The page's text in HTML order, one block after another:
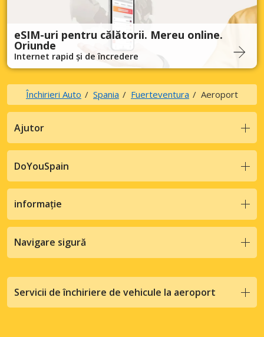
eSIM-uri pentru călătorii. Mereu online.
Oriunde
Internet rapid și de încredere
Închirieri Auto Spania Fuerteventura Aeroport
Ajutor
DoYouSpain
informație
Navigare sigură
Servicii de închiriere de vehicule la aeroport